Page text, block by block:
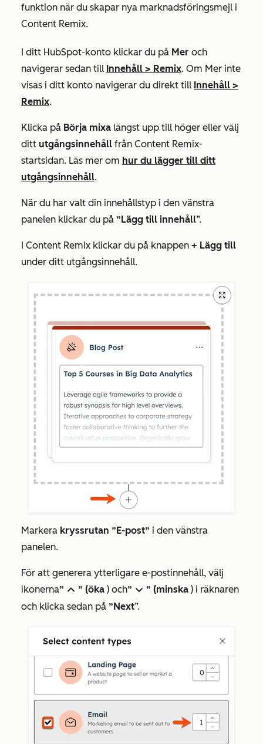
funktion när du skapar nya marknadsföringsmejl i
Content Remix.
I ditt HubSpot-konto klickar du på Mer och
navigerar sedan till Innehåll > Remix. Om Mer inte
visas i ditt konto navigerar du direkt till Innehåll >
Remix.
Klicka på Börja mixa längst upp till höger eller välj
ditt utgångsinnehåll från Content Remix-
startsidan. Läs mer om hur du lägger till ditt
utgångsinnehåll.
När du har valt din innehållstyp i den vänstra
panelen klickar du på ”Lägg till innehåll”.
I Content Remix klickar du på knappen + Lägg till
under ditt utgångsinnehåll.
Markera kryssrutan ”E-post” i den vänstra
panelen.
För att generera ytterligare e-postinnehåll, välj
ikonerna” upIcon ” (öka ) och” downIcon ” (minska ) i räknaren
och klicka sedan på ”Next”.